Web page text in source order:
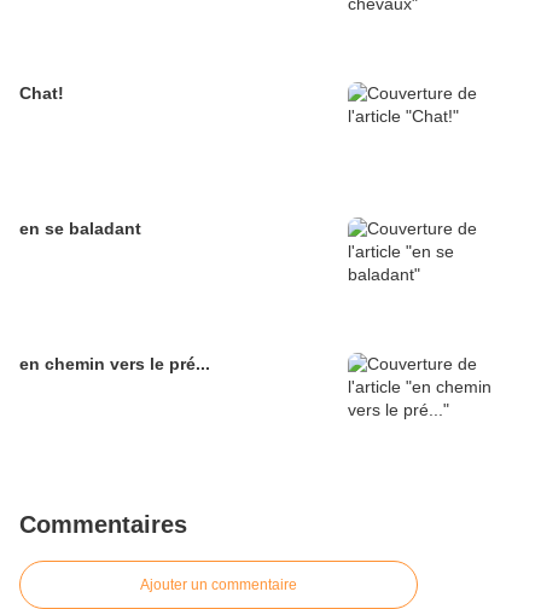
Chat!
en se baladant
en chemin vers le pré...
Commentaires
Ajouter un commentaire